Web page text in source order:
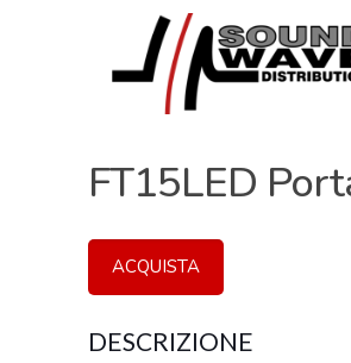
FT15LED
ACQUISTA
DESCRIZIONE